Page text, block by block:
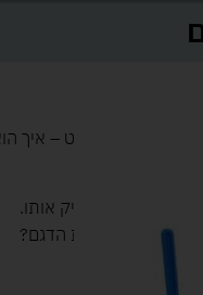
ילדים על המגנט – איך
להצליח להעתיק אותו.
להעתיק את הדגם?